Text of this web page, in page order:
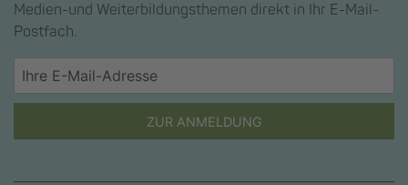
Medien-und Weiterbildungsthemen direkt in Ihr E-Mail-
Postfach.
ZUR ANMELDUNG